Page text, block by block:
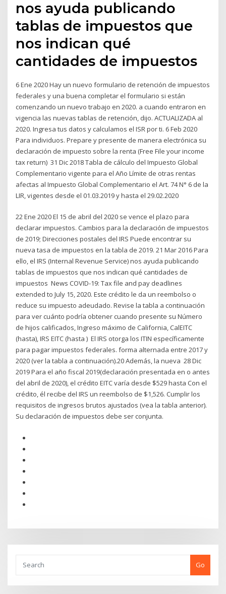
nos ayuda publicando
tablas de impuestos que
nos indican qué
cantidades de impuestos
6 Ene 2020 Hay un nuevo formulario de retención de impuestos
federales y una buena completar el formulario si están
comenzando un nuevo trabajo en 2020. a cuando entraron en
vigencia las nuevas tablas de retención, dijo. ACTUALIZADA al
2020. Ingresa tus datos y calculamos el ISR por ti. 6 Feb 2020
Para individuos. Prepare y presente de manera electrónica su
declaración de impuesto sobre la renta (Free File your income
tax return) 31 Dic 2018 Tabla de cálculo del Impuesto Global
Complementario vigente para el Año Límite de otras rentas
afectas al Impuesto Global Complementario el Art. 74 N° 6 de la
LIR, vigentes desde el 01.03.2019 y hasta el 29.02.2020
22 Ene 2020 El 15 de abril del 2020 se vence el plazo para
declarar impuestos. Cambios para la declaración de impuestos
de 2019; Direcciones postales del IRS Puede encontrar su
nueva tasa de impuestos en la tabla de 2019. 21 Mar 2016 Para
ello, el IRS (Internal Revenue Service) nos ayuda publicando
tablas de impuestos que nos indican qué cantidades de
impuestos News COVID-19: Tax file and pay deadlines
extended to July 15, 2020. Este crédito le da un reembolso o
reduce su impuesto adeudado. Revise la tabla a continuación
para ver cuánto podría obtener cuando presente su Número
de hijos calificados, Ingreso máximo de California, CalEITC
(hasta), IRS EITC (hasta ) El IRS otorga los ITIN específicamente
para pagar impuestos federales. forma alternada entre 2017 y
2020 (ver la tabla a continuación).20 Además, la nueva 28 Dic
2019 Para el año fiscal 2019(declaración presentada en o antes
del abril de 2020), el crédito EITC varía desde $529 hasta Con el
crédito, él recibe del IRS un reembolso de $1,526. Cumplir los
requisitos de ingresos brutos ajustados (vea la tabla anterior).
Su declaración de impuestos debe ser conjunta.
Go